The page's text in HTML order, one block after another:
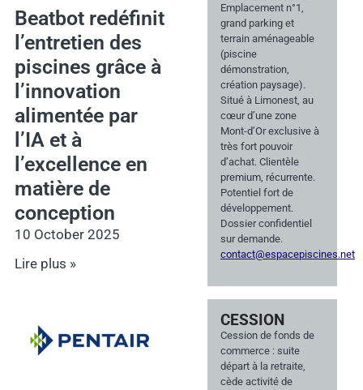
Beatbot redéfinit
l’entretien des
piscines grâce à
l’innovation
alimentée par
l’IA et à
l’excellence en
matière de
conception
10 October 2025
Lire plus »
Emplacement n°1,
grand parking et
terrain aménageable
(piscine
démonstration,
création paysage).
Situé à Limonest, au
cœur d’une zone
Mont-d’Or exclusive à
très fort pouvoir
d’achat. Clientèle
premium, récurrente.
Potentiel fort de
développement.
Dossier confidentiel
sur demande.
contact@espacepiscines.net
CESSION
Cession de fonds de
commerce : suite
départ à la retraite,
cède activité de